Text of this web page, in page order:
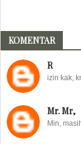
KOMENTAR
R
izin kak,
Mr. Mr,
Min,